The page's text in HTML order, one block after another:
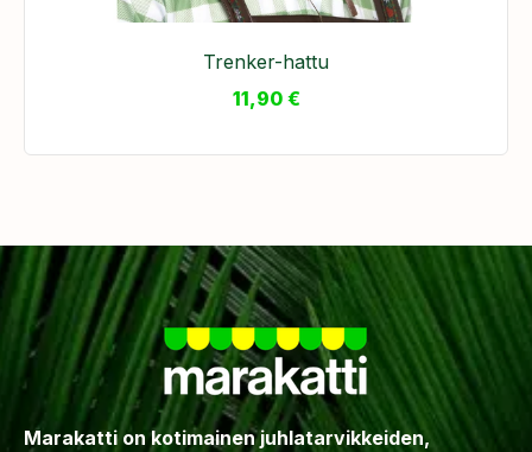
Trenker-hattu
11,90 €
Marakatti on kotimainen juhlatarvikkeiden,